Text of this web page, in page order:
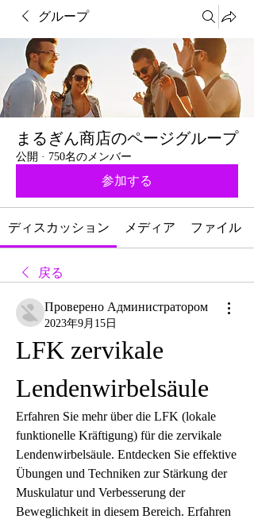
グループ
まるぎん商店のページグループ
公開 · 750名のメンバー
参加する
ディスカッション メディア ファイル
戻る
Проверено Администратором
2023年9月15日
LFK zervikale
Lendenwirbelsäule
Erfahren Sie mehr über die LFK (lokale
funktionelle Kräftigung) für die zervikale
Lendenwirbelsäule. Entdecken Sie effektive
Übungen und Techniken zur Stärkung der
Muskulatur und Verbesserung der
Beweglichkeit in diesem Bereich. Erfahren